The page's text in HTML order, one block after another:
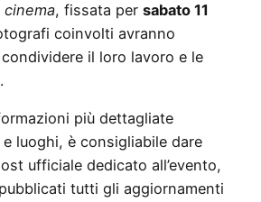
cinema, fissata per sabato 11
coinvolti avranno
il loro lavoro e le
più dettagliate
luoghi, è consigliabile dare
ufficiale dedicato all’evento,
tutti gli aggiornamenti